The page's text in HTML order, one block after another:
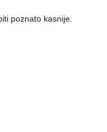
poznato kasnije.